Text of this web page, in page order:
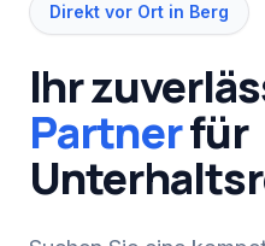
Direkt vor Ort in Berg
Ihr
Partnerfür